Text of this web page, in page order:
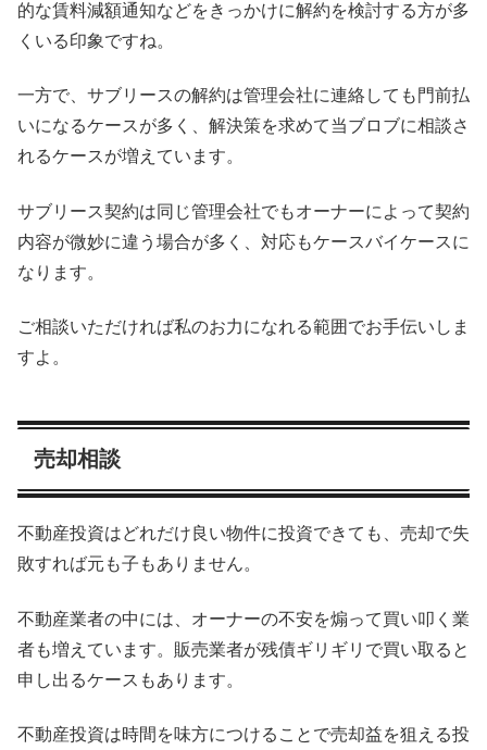
的な賃料減額通知などをきっかけに解約を検討する方が多
くいる印象ですね。
一方で、サブリースの解約は管理会社に連絡しても門前払
いになるケースが多く、解決策を求めて当ブロブに相談さ
れるケースが増えています。
サブリース契約は同じ管理会社でもオーナーによって契約
内容が微妙に違う場合が多く、対応もケースバイケースに
なります。
ご相談いただければ私のお力になれる範囲でお手伝いしま
すよ。
売却相談
不動産投資はどれだけ良い物件に投資できても、売却で失
敗すれば元も子もありません。
不動産業者の中には、オーナーの不安を煽って買い叩く業
者も増えています。販売業者が残債ギリギリで買い取ると
申し出るケースもあります。
不動産投資は時間を味方につけることで売却益を狙える投